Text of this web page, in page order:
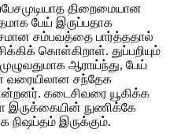
திறைமையான
பேய் இருப்பதாக
சம்பவத்தை பார்த்ததால்
கொள்கிறாள். துப்பறியும்
ஆராய்ந்து, பேய்
சந்தேக
கடைசிவரை யூகிக்க
இருக்கையின் நுணிக்கே
நிஷப்தம் இருக்கும்.